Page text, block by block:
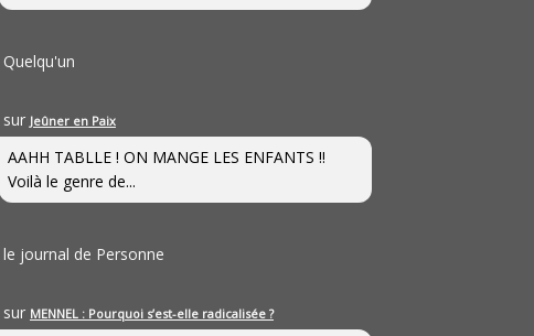
Quelqu'un
sur Jeûner en Paix
AAHH TABLLE ! ON MANGE LES ENFANTS !!
Voilà le genre de...
le journal de Personne
sur MENNEL : Pourquoi s’est-elle radicalisée ?